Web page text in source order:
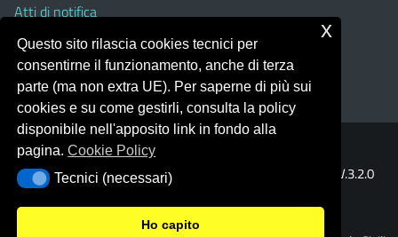
Atti di notifica
Albo on line
Amministrazione Trasparente
Obiettivi di Accessibilità
Portale realizzato con la piattaforma
Template Italia configurato sul tema accessibile
V.3.2.0
(Mizar)
Questo sito rilascia cookies tecnici per
consentirne il funzionamento, anche di terza
parte (ma non extra UE). Per saperne di più sui
cookies e su come gestirli, consulta la policy
disponibile nell'apposito link in fondo alla
pagina.Cookie Policy
Tecnici (necessari)
Tecnici (necessari)
Ho capito
x